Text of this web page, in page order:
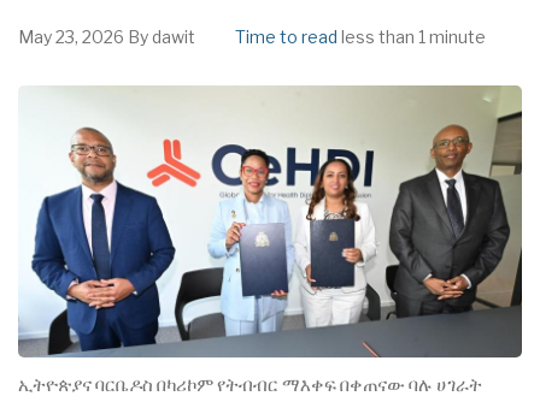
May 23, 2026 By dawit Time to read less than 1 minute
ኢትዮጵያና ባርቤዶስ በካሪኮም የትብብር ማእቀፍ በቀጠናው ባሉ ሀገራት